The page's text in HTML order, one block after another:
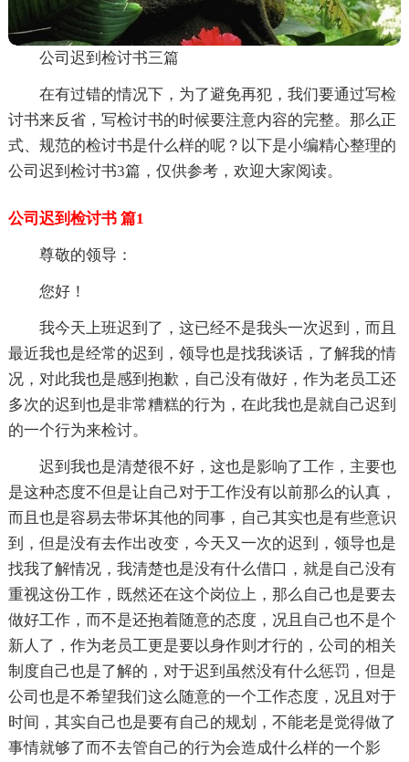
公司迟到检讨书三篇
在有过错的情况下，为了避免再犯，我们要通过写检
讨书来反省，写检讨书的时候要注意内容的完整。那么正
式、规范的检讨书是什么样的呢？以下是小编精心整理的
公司迟到检讨书3篇，仅供参考，欢迎大家阅读。
公司迟到检讨书 篇1
尊敬的领导：
您好！
我今天上班迟到了，这已经不是我头一次迟到，而且
最近我也是经常的迟到，领导也是找我谈话，了解我的情
况，对此我也是感到抱歉，自己没有做好，作为老员工还
多次的迟到也是非常糟糕的行为，在此我也是就自己迟到
的一个行为来检讨。
迟到我也是清楚很不好，这也是影响了工作，主要也
是这种态度不但是让自己对于工作没有以前那么的认真，
而且也是容易去带坏其他的同事，自己其实也是有些意识
到，但是没有去作出改变，今天又一次的迟到，领导也是
找我了解情况，我清楚也是没有什么借口，就是自己没有
重视这份工作，既然还在这个岗位上，那么自己也是要去
做好工作，而不是还抱着随意的态度，况且自己也不是个
新人了，作为老员工更是要以身作则才行的，公司的相关
制度自己也是了解的，对于迟到虽然没有什么惩罚，但是
公司也是不希望我们这么随意的一个工作态度，况且对于
时间，其实自己也是要有自己的规划，不能老是觉得做了
事情就够了而不去管自己的行为会造成什么样的一个影